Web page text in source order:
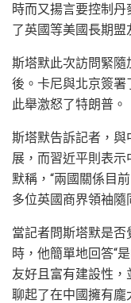
時而又揚言要控制
了英國等美國長期盟
斯塔默此次訪問緊隨
後。卡尼與北京簽署
此舉激怒了特朗普。
斯塔默告訴記者，
展，而習近平則表
默稱，“兩國關係目
多位英國商界領袖隨
當記者問斯塔默是
時，他簡單地回答“
友好且富有建設性
聊起了在中國擁有龐